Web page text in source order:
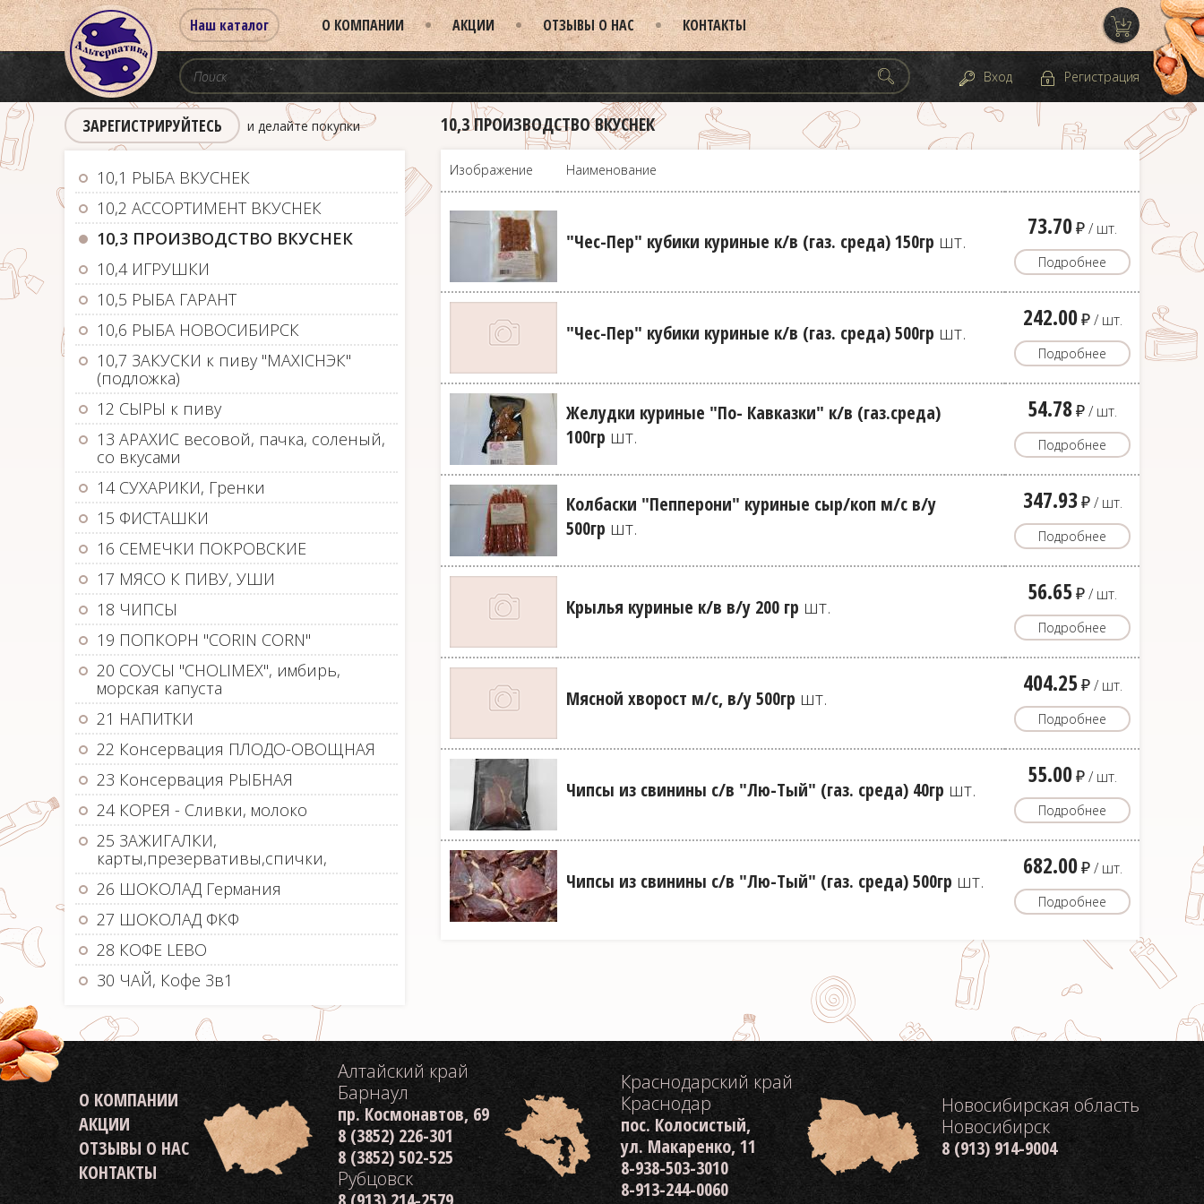
Наш каталог О КОМПАНИИ АКЦИИ ОТЗЫВЫ О НАС КОНТАКТЫ
Вход Регистрация
ЗАРЕГИСТРИРУЙТЕСЬ и делайте покупки
10,1 РЫБА ВКУСНЕК
10,2 АССОРТИМЕНТ ВКУСНЕК
10,3 ПРОИЗВОДСТВО ВКУСНЕК
10,4 ИГРУШКИ
10,5 РЫБА ГАРАНТ
10,6 РЫБА НОВОСИБИРСК
10,7 ЗАКУСКИ к пиву "MAXIСНЭК"
(подложка)
12 СЫРЫ к пиву
13 АРАХИС весовой, пачка, соленый,
со вкусами
14 СУХАРИКИ, Гренки
15 ФИСТАШКИ
16 СЕМЕЧКИ ПОКРОВСКИЕ
17 МЯСО К ПИВУ, УШИ
18 ЧИПСЫ
19 ПОПКОРН "CORIN CORN"
20 СОУСЫ "CHOLIMEX", имбирь,
морская капуста
21 НАПИТКИ
22 Консервация ПЛОДО-ОВОЩНАЯ
23 Консервация РЫБНАЯ
24 КОРЕЯ - Сливки, молоко
25 ЗАЖИГАЛКИ,
карты,презервативы,спички,
26 ШОКОЛАД Германия
27 ШОКОЛАД ФКФ
28 КОФЕ LEBO
30 ЧАЙ, Кофе 3в1
10,3 ПРОИЗВОДСТВО ВКУСНЕК
Изображение Наименование
"Чес-Пер" кубики куриные к/в (газ. среда) 150гр шт.
73.70д/ шт.
Подробнее
"Чес-Пер" кубики куриные к/в (газ. среда) 500гр шт.
242.00 д/ шт.
Подробнее
Желудки куриные "По- Кавказки" к/в (газ.среда)
100гр шт.
54.78д/ шт.
Подробнее
Колбаски "Пепперони" куриные сыр/коп м/с в/у
500гр шт.
347.93 д/ шт.
Подробнее
Крылья куриные к/в в/у 200 гр шт.
56.65д/ шт.
Подробнее
Мясной хворост м/с, в/у 500гр шт.
404.25 д/ шт.
Подробнее
Чипсы из свинины с/в "Лю-Тый" (газ. среда) 40гр шт.
55.00д/ шт.
Подробнее
Чипсы из свинины с/в "Лю-Тый" (газ. среда) 500гр шт.
682.00 д/ шт.
Подробнее
О КОМПАНИИ
АКЦИИ
ОТЗЫВЫ О НАС
КОНТАКТЫ
Алтайский край
Барнаул
пр. Космонавтов, 69
8 (3852) 226-301
8 (3852) 502-525
Рубцовск
Краснодарский край
Краснодар
пос. Колосистый,
ул. Макаренко, 11
8-938-503-3010
8-913-244-0060
Новосибирская область
Новосибирск
8 (913) 914-9004